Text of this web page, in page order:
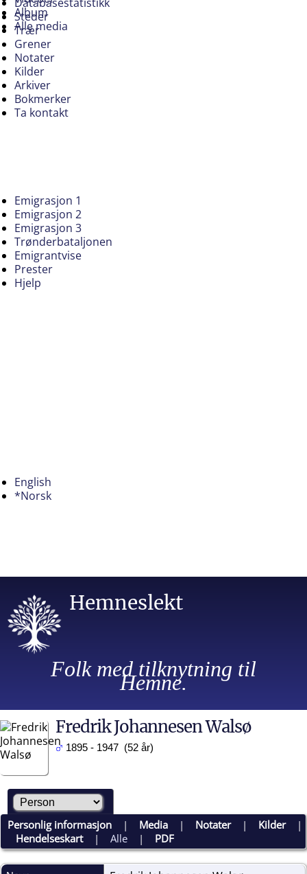
Album
Alle media
Steder
Trær
Grener
Notater
Kilder
Arkiver
Bokmerker
Ta kontakt
Emigrasjon 1
Emigrasjon 2
Emigrasjon 3
Trønderbataljonen
Emigrantvise
Prester
Hjelp
English
*Norsk
Hemneslekt
Folk med tilknytning til
Hemne.
Fredrik Johannesen Walsø
1895 - 1947 (52 år)
Personlig informasjon | Media | Notater| Kilder|
Hendelseskart|Alle | PDF